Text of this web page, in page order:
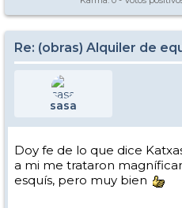
Re: (obras) Alquiler de
sasa
Doy fe de lo que dice
a mi me trataron
esquís, pero muy bien